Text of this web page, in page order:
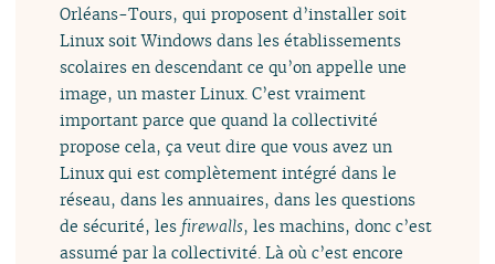
Orléans-Tours, qui proposent d’installer soit
Linux soit Windows dans les établissements
scolaires en descendant ce qu’on appelle une
image, un master Linux. C’est vraiment
important parce que quand la collectivité
propose cela, ça veut dire que vous avez un
Linux qui est complètement intégré dans le
réseau, dans les annuaires, dans les questions
de sécurité, les firewalls, les machins, donc c’est
assumé par la collectivité. Là où c’est encore